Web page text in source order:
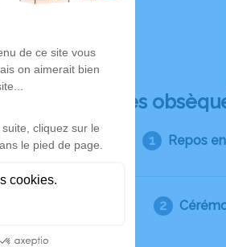
Déroulé des
Repos